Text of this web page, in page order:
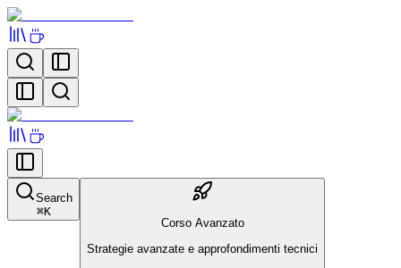
Search
⌘K
Corso Avanzato
Strategie avanzate e approfondimenti tecnici